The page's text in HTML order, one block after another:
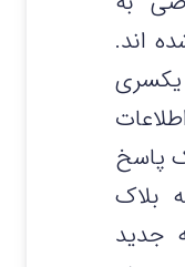
اند.
یکسری
پاسخ
بلاک
جدید